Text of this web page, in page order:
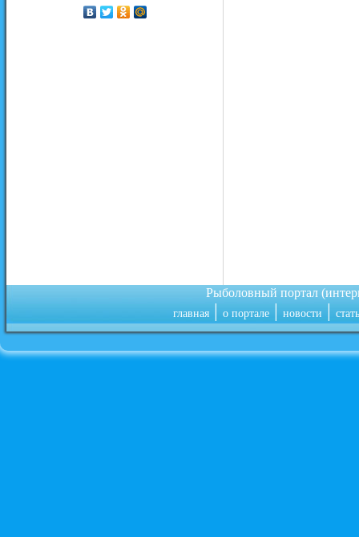
Рыболовный портал
главная|о портале|новости|